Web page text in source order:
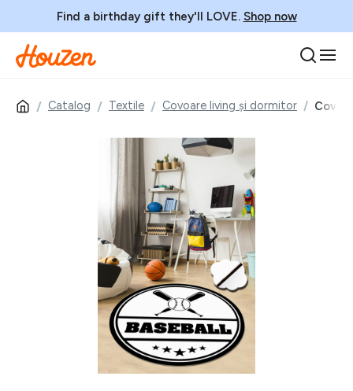
Find a birthday gift they'll LOVE. Shop now
Catalog Textile Covoare living și dormitor Covor